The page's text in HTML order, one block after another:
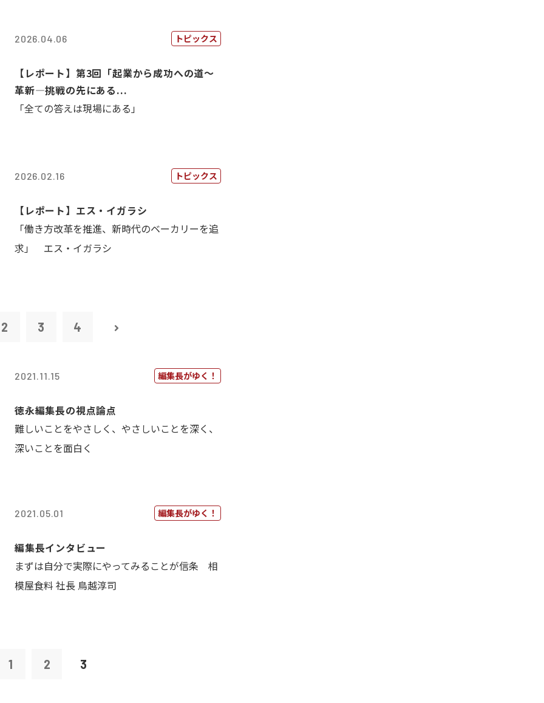
2026.04.06 トピックス
【レポート】第3回「起業から成功への道～
革新―挑戦の先にある...
「全ての答えは現場にある」
2026.02.16 トピックス
【レポート】エス・イガラシ
「働き方改革を推進、新時代のベーカリーを追
求」 エス・イガラシ
2 3 4
2021.11.15 編集長がゆく！
徳永編集長の視点論点
難しいことをやさしく、やさしいことを深く、
深いことを面白く
2021.05.01 編集長がゆく！
編集長インタビュー
まずは自分で実際にやってみることが信条 相
模屋食料 社長 鳥越淳司
1 2 3